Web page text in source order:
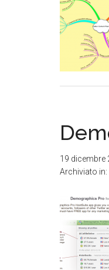
19 dicembre
Archiviato in: